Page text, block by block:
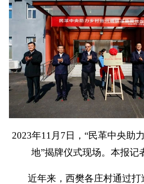
2023年11月7日，“民革中央助
地”揭牌仪式现场。本报记
近年来，西樊各庄村通过